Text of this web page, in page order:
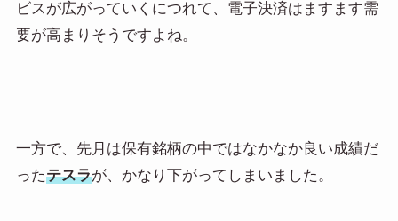
ビスが広がっていくにつれて、電子決済はますます需
要が高まりそうですよね。
一方で、先月は保有銘柄の中ではなかなか良い成績だ
ったテスラが、かなり下がってしまいました。